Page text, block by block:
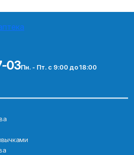
03Пн. - Пт. с 9:00 до 18:00